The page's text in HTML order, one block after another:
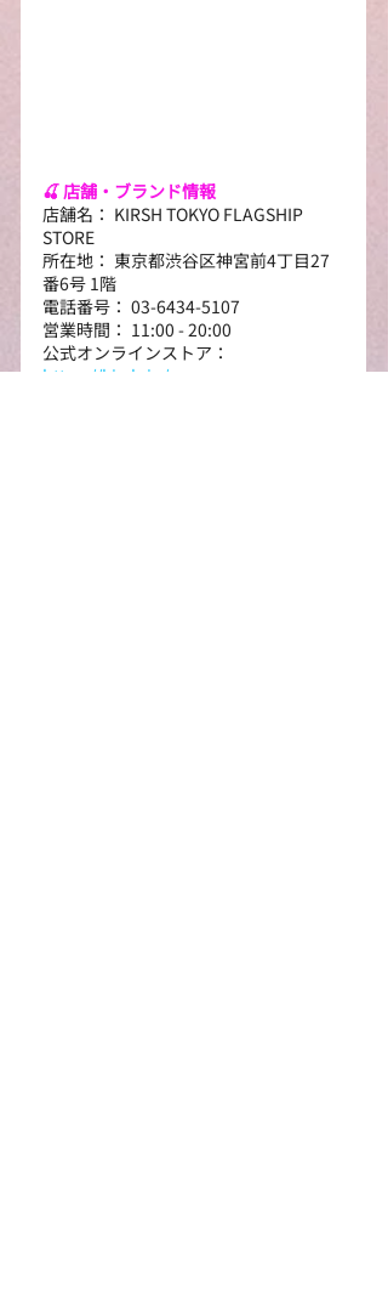
🍒 店舗・ブランド情報
店舗名： KIRSH TOKYO FLAGSHIP
STORE
所在地： 東京都渋谷区神宮前4丁目27
番6号 1階
電話番号： 03-6434-5107
営業時間： 11:00 - 20:00
公式オンラインストア：
https://kirsh.jp/